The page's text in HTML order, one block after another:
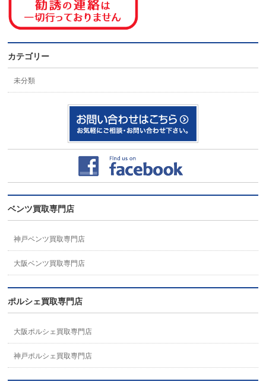
カテゴリー
未分類
ベンツ買取専門店
神戸ベンツ買取専門店
大阪ベンツ買取専門店
ポルシェ買取専門店
大阪ポルシェ買取専門店
神戸ポルシェ買取専門店